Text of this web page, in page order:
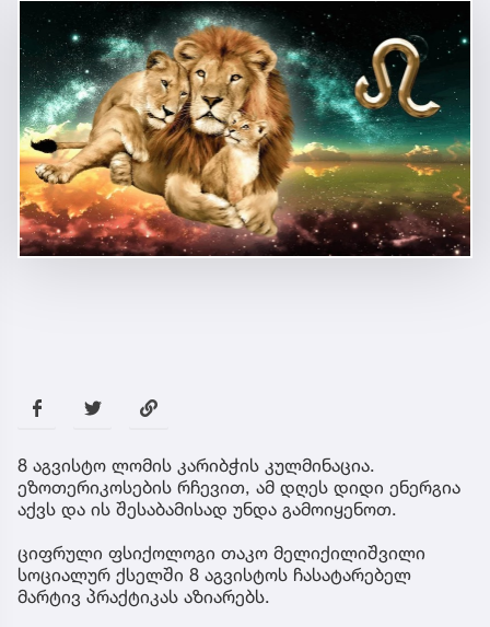
8 აგვისტო ლომის კარიბჭის კულმინაცია.
ეზოთერიკოსების რჩევით, ამ დღეს დიდი ენერგია
აქვს და ის შესაბამისად უნდა გამოიყენოთ.
ციფრული ფსიქოლოგი თაკო მელიქილიშვილი
სოციალურ ქსელში 8 აგვისტოს ჩასატარებელ
მარტივ პრაქტიკას აზიარებს.